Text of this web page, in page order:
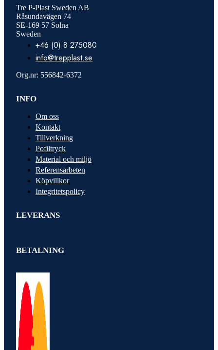
Tre P-Plast Sweden AB
Råsundavägen 74
SE-169 57 Solna
Sweden
+46 (0) 8 275080
info@trepplast.se
Org.nr: 556842-6372
INFO
Om oss
Kontakt
Tillverkning
Pofiltryck
Material och miljö
Referensarbeten
Köpvillkor
Integritetspolicy
LEVERANS
BETALNING